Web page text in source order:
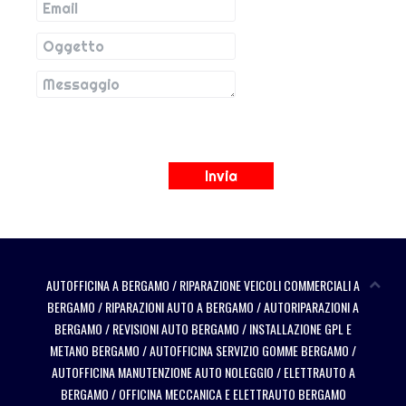
Invia
AUTOFFICINA A BERGAMO/RIPARAZIONE VEICOLI COMMERCIALI A
BERGAMO/RIPARAZIONI AUTO A BERGAMO/AUTORIPARAZIONI A
BERGAMO/REVISIONI AUTO BERGAMO/INSTALLAZIONE GPL E
METANO BERGAMO/AUTOFFICINA SERVIZIO GOMME BERGAMO/
AUTOFFICINA MANUTENZIONE AUTO NOLEGGIO/ELETTRAUTO A
BERGAMO/OFFICINA MECCANICA E ELETTRAUTO BERGAMO